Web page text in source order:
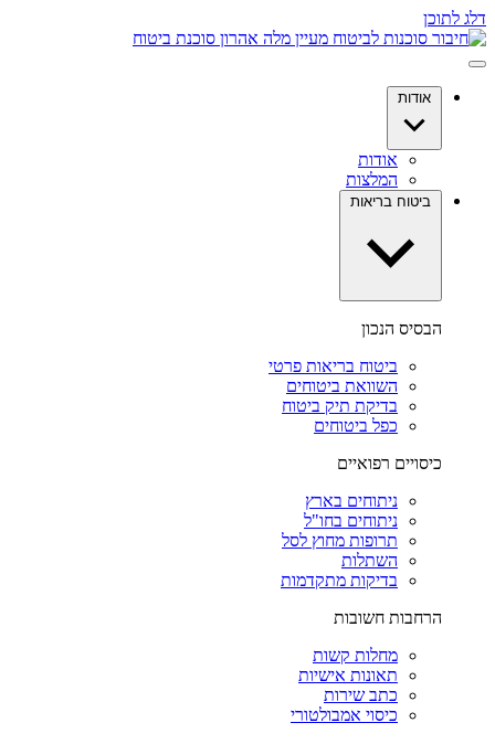
דלג לתוכן
אודות
אודות
המלצות
ביטוח בריאות
הבסיס הנכון
ביטוח בריאות פרטי
השוואת ביטוחים
בדיקת תיק ביטוח
כפל ביטוחים
כיסויים רפואיים
ניתוחים בארץ
ניתוחים בחו"ל
תרופות מחוץ לסל
השתלות
בדיקות מתקדמות
הרחבות חשובות
מחלות קשות
תאונות אישיות
כתב שירות
כיסוי אמבולטורי